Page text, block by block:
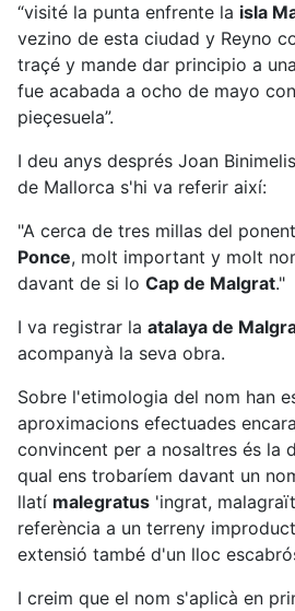
“visité la punta enfrente la isla
vezino de esta ciudad y Reyno
traçé y mande dar principio a
fue acabada a ocho de mayo
pieçesuela”.
I deu anys després Joan
de Mallorca s'hi va referir així:
"A cerca de tres millas del
Ponce, molt important y molt
davant de si lo Cap de Malgrat."
I va registrar la atalaya de
acompanyà la seva obra.
Sobre l'etimologia del nom han
aproximacions efectuades
convincent per a nosaltres és la
qual ens trobaríem davant un
llatí malegratus 'ingrat,
referència a un terreny
extensió també d'un lloc
I creim que el nom s'aplicà en